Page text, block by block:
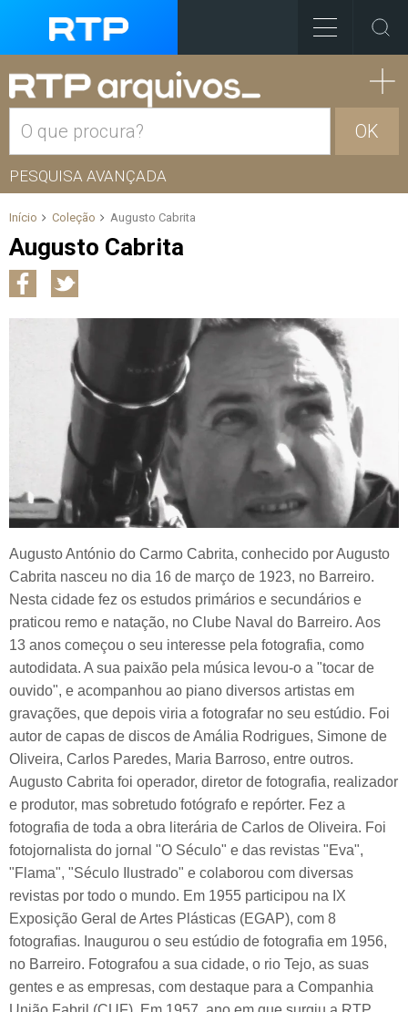
OK
PESQUISA AVANÇADA
Início Coleção Augusto Cabrita
Augusto Cabrita
Augusto António do Carmo Cabrita, conhecido por Augusto
Cabrita nasceu no dia 16 de março de 1923, no Barreiro.
Nesta cidade fez os estudos primários e secundários e
praticou remo e natação, no Clube Naval do Barreiro. Aos
13 anos começou o seu interesse pela fotografia, como
autodidata. A sua paixão pela música levou-o a "tocar de
ouvido", e acompanhou ao piano diversos artistas em
gravações, que depois viria a fotografar no seu estúdio. Foi
autor de capas de discos de Amália Rodrigues, Simone de
Oliveira, Carlos Paredes, Maria Barroso, entre outros.
Augusto Cabrita foi operador, diretor de fotografia, realizador
e produtor, mas sobretudo fotógrafo e repórter. Fez a
fotografia de toda a obra literária de Carlos de Oliveira. Foi
fotojornalista do jornal "O Século" e das revistas "Eva",
"Flama", "Século Ilustrado" e colaborou com diversas
revistas por todo o mundo. Em 1955 participou na IX
Exposição Geral de Artes Plásticas (EGAP), com 8
fotografias. Inaugurou o seu estúdio de fotografia em 1956,
no Barreiro. Fotografou a sua cidade, o rio Tejo, as suas
gentes e as empresas, com destaque para a Companhia